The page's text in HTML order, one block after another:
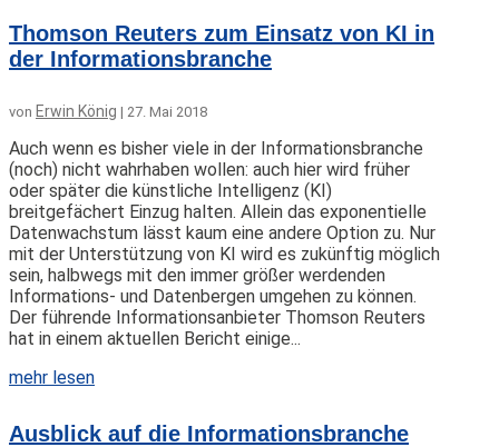
Thomson Reuters zum Einsatz von KI in
der Informationsbranche
von Erwin König | 27. Mai 2018
Auch wenn es bisher viele in der Informationsbranche
(noch) nicht wahrhaben wollen: auch hier wird früher
oder später die künstliche Intelligenz (KI)
breitgefächert Einzug halten. Allein das exponentielle
Datenwachstum lässt kaum eine andere Option zu. Nur
mit der Unterstützung von KI wird es zukünftig möglich
sein, halbwegs mit den immer größer werdenden
Informations- und Datenbergen umgehen zu können.
Der führende Informationsanbieter Thomson Reuters
hat in einem aktuellen Bericht einige...
mehr lesen
Ausblick auf die Informationsbranche